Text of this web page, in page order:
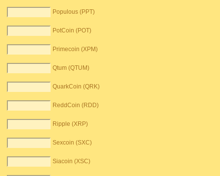
Populous (PPT)
PotCoin (POT)
Primecoin (XPM)
Qtum (QTUM)
QuarkCoin (QRK)
ReddCoin (RDD)
Ripple (XRP)
Sexcoin (SXC)
Siacoin (XSC)